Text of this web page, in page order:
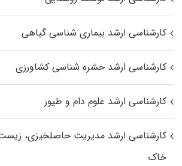
کارشناسی ارشد بیماری‌ شناسی گیاهی
کارشناسی ارشد حشره‌ شناسی کشاورزی
کارشناسی ارشد علوم دام و طیور
کارشناسی ارشد مدیریت حاصلخیزی، زیست
خاک